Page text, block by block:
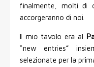
finalmente, molti di
accorgeranno di noi.
Il mio tavolo era al
“new entries”
selezionate per la